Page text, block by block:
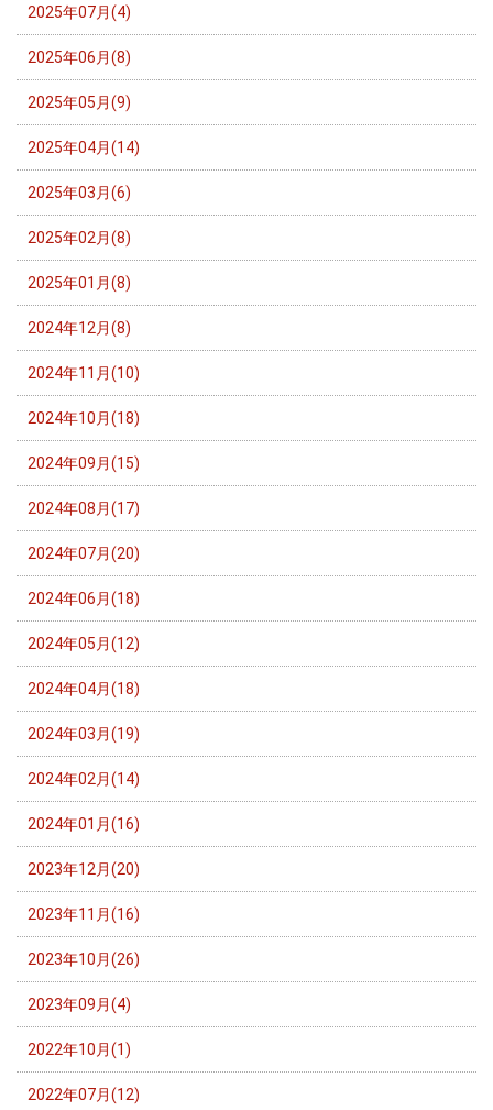
2025年07月(4)
2025年06月(8)
2025年05月(9)
2025年04月(14)
2025年03月(6)
2025年02月(8)
2025年01月(8)
2024年12月(8)
2024年11月(10)
2024年10月(18)
2024年09月(15)
2024年08月(17)
2024年07月(20)
2024年06月(18)
2024年05月(12)
2024年04月(18)
2024年03月(19)
2024年02月(14)
2024年01月(16)
2023年12月(20)
2023年11月(16)
2023年10月(26)
2023年09月(4)
2022年10月(1)
2022年07月(12)